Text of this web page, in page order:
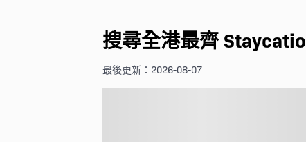
搜尋全港最齊
最後更新：2026-08-07